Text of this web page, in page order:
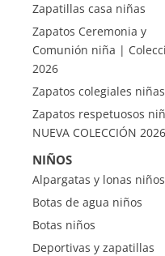
Zapatillas casa niñas
Zapatos Ceremonia y
Comunión niña |
2026
Zapatos colegiales niñas
Zapatos respetuosos
NUEVA COLECCIÓN 2026
NIÑOS
Alpargatas y lonas niños
Botas de agua niños
Botas niños
Deportivas y zapatillas